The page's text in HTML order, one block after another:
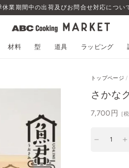
休業期間中の出荷及びお問合せ対応につい
材料 型 道具 ラッピング
トップページ /
さかな
通
7,700円 ［